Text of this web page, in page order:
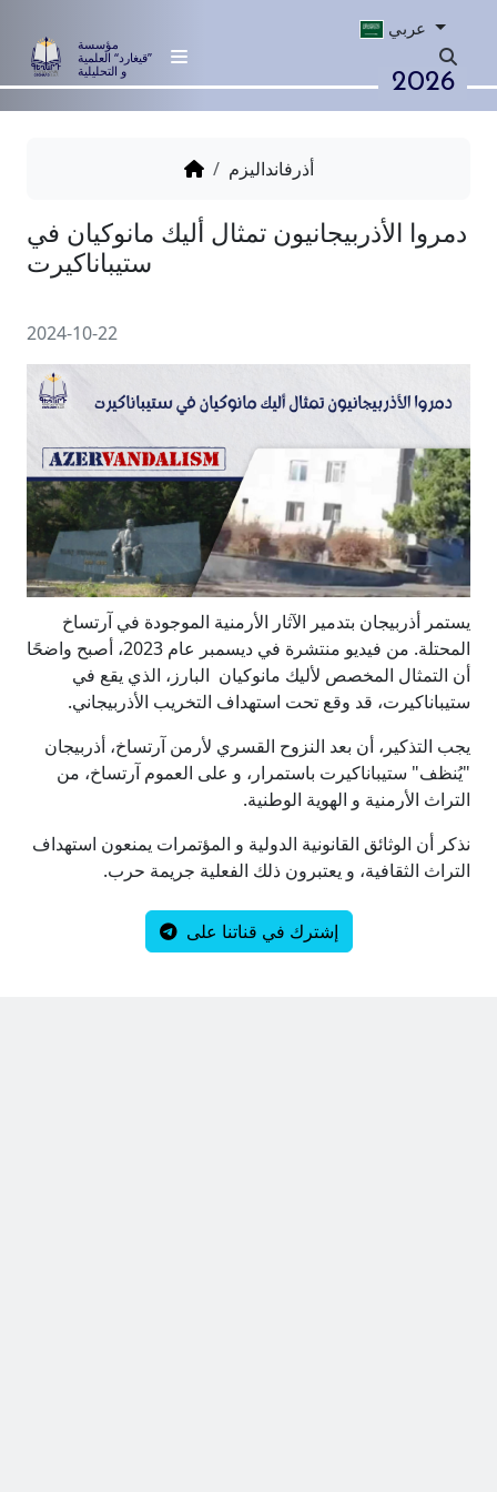
مؤسسة
”قيغارد“ العلمية
و التحليلية
عربي
2026
أذرفانداليزم
تمثال أليك مانوكيان في
ستيباناكيرت
2024-10-22
يستمر أذربيجان بتدمير الآثار الأرمنية الموجودة في آرتساخ
المحتلة. من فيديو منتشرة في ديسمبر عام 2023، أصبح واضحًا
أن التمثال المخصص لأليك مانوكيان البارز، الذي يقع في
ستيباناكيرت، قد وقع تحت استهداف التخريب الأذربيجاني.
يجب التذكير، أن بعد النزوح القسري لأرمن آرتساخ، أذربيجان
"يُنظف" ستيباناكيرت باستمرار، و على العموم آرتساخ، من
التراث الأرمنية و الهوية الوطنية.
نذكر أن الوثائق القانونية الدولية و المؤتمرات يمنعون استهداف
التراث الثقافية، و يعتبرون ذلك الفعلية جريمة حرب.
إشترك في قناتنا على